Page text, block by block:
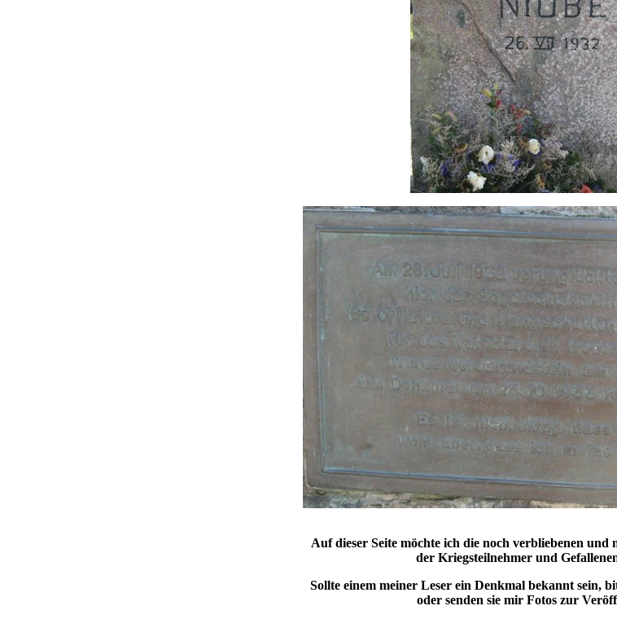
Auf dieser Seite möchte ich die noch verbliebenen und
der Kriegsteilnehmer und
Sollte einem meiner Leser ein Denkmal bekannt sein,
oder senden sie mir Fotos zur